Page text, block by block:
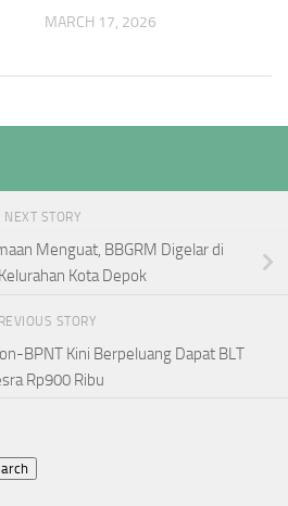
MARCH 17, 2026
NEXT STORY
Menguat, BBGRM Digelar di
Kota Depok
STORY
BPNT Kini Berpeluang Dapat BLT
Rp900 Ribu